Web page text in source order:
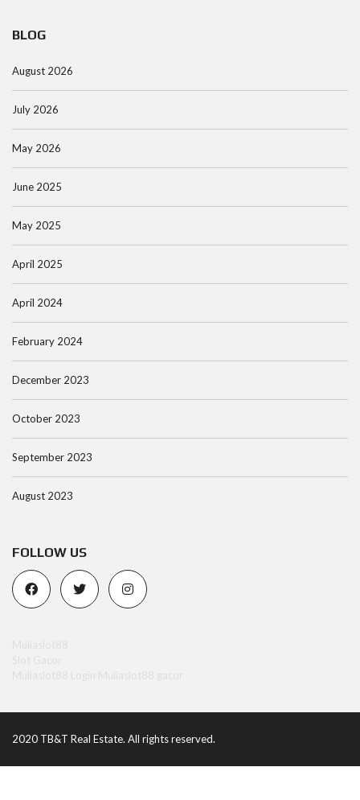
BLOG
August 2026
July 2026
May 2026
June 2025
May 2025
April 2025
April 2024
February 2024
December 2023
October 2023
September 2023
August 2023
FOLLOW US
2020 TB&T Real Estate. All rights reserved.